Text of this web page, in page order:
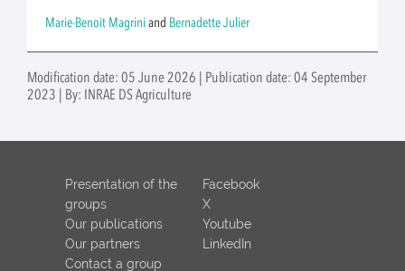
Marie-Benoit Magrini and Bernadette Julier
Modification date: 05 June 2026 | Publication date: 04 September
2023 | By: INRAE DS Agriculture
Presentation of the
groups
Our publications
Our partners
Contact a group
Facebook
X
Youtube
LinkedIn